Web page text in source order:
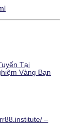
Tại
Vàng Bạn
–